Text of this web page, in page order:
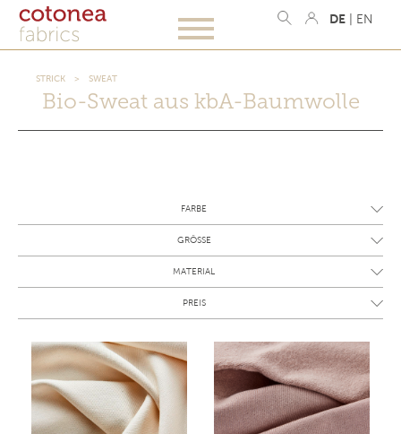
DE EN
STRICK SWEAT
Bio-Sweat aus kbA-Baumwolle
FARBE
GRÖSSE
MATERIAL
PREIS